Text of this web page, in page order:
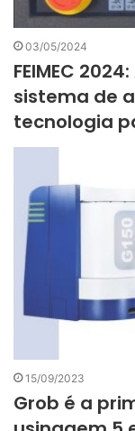
03/05/2024
FEIMEC
sistema de
tecnologia
15/09/2023
Grob é a